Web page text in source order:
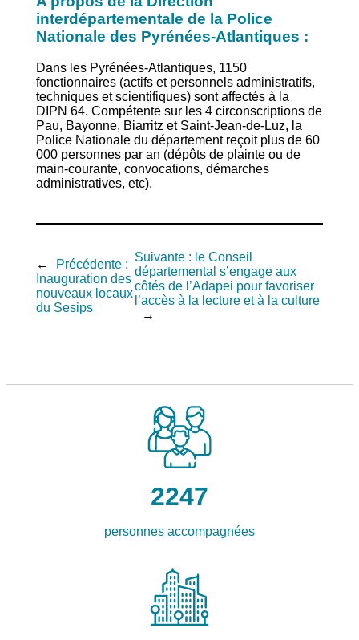
interdépartementale de la Police
Nationale des Pyrénées-Atlantiques :
Dans les Pyrénées-Atlantiques, 1150
fonctionnaires (actifs et personnels administratifs,
techniques et scientifiques) sont affectés à la
DIPN 64. Compétente sur les 4 circonscriptions de
Pau, Bayonne, Biarritz et Saint-Jean-de-Luz, la
Police Nationale du département reçoit plus de 60
000 personnes par an (dépôts de plainte ou de
main-courante, convocations, démarches
administratives, etc).
←
Précédente :
Inauguration des
nouveaux locaux
du Sesips
Suivante : le Conseil
départemental s’engage aux
côtés de l’Adapei pour favoriser
l’accès à la lecture et à la culture
→
2247
personnes accompagnées